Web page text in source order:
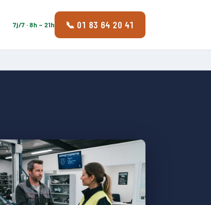
7j/7 · 8h – 21h 📞 01 83 64 20 41